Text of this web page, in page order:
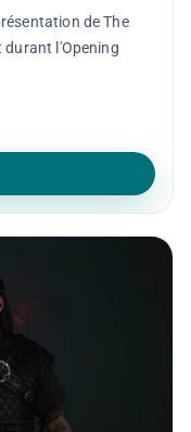
de The
durant l'Opening